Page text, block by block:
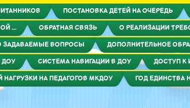
ПОСТАНОВКА ДЕТЕЙ НА ОЧЕРЕДЬ
... ОБРАТНАЯ СВЯЗЬ О РЕАЛИЗАЦИИ
ЗАДАВАЕМЫЕ ВОПРОСЫ ДОПОЛНИТЕЛЬНОЕ
ДОУ СИСТЕМА НАВИГАЦИИ В ДОУ ДОСТУП
НА ПЕДАГОГОВ МКДОУ ГОД ЕДИНСТВА